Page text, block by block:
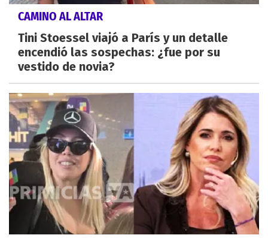
CAMINO AL ALTAR
Tini Stoessel viajó a París y un detalle
encendió las sospechas: ¿fue por su
vestido de novia?